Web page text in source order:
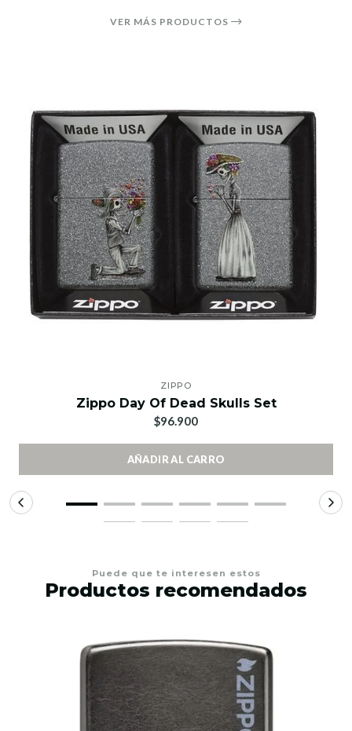
VER MÁS PRODUCTOS
ZIPPO
Zippo Day Of Dead Skulls Set
$96.900
AÑADIR AL CARRO
Puede que te interesen estos
Productos recomendados